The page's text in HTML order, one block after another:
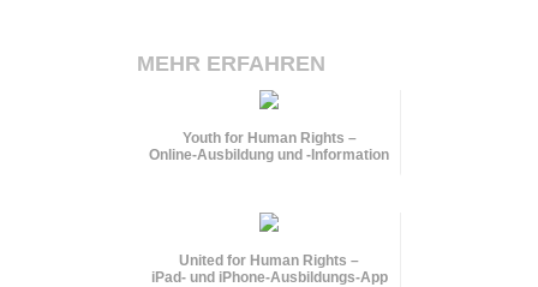
MEHR ERFAHREN
Youth for Human Rights –
Online-Ausbildung und-Information
United for Human Rights –
iPad- und iPhone-Ausbildungs-App